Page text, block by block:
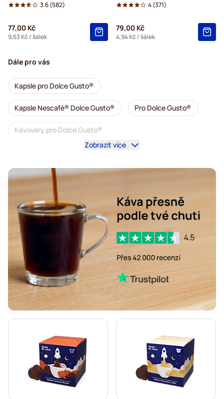
3.6(582)
77,00 Kč
9,63 Kč / šálek
4(371)
79,00 Kč
4,94 Kč / šálek
Dále pro vás
Kapsle pro Dolce Gusto®
Kapsle Nescafé® Dolce Gusto® Pro Dolce Gusto®
Kávovary pro Dolce Gusto®
Káva bez kofeinu pro Dolce Gusto
Odvápnění a údržba pro Dolce Gusto
Segafredo kávové kapsle pro Dolce Gusto
Café René kávové kapsle pro Dolce Gusto
Caffè Borbone pro Dolce Gusto
Dolce Vita kapsle pro Dolce Gusto
Gimoka kapsle pro Dolce Gusto
Kaffekapslen kávové kapsle pro Dolce Gusto
Starbucks® Grande kávové kapsle pro Dolce Gusto
Zobrazit více